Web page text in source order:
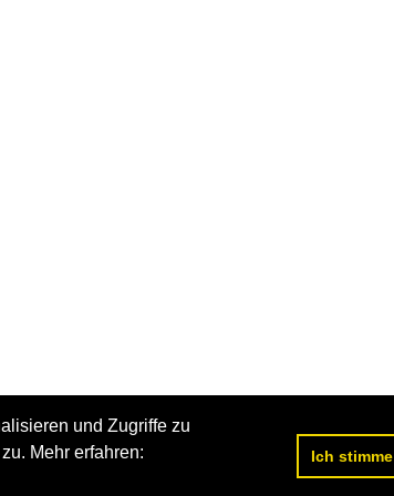
und Zugriffe zu
Mehr erfahren:
Ich